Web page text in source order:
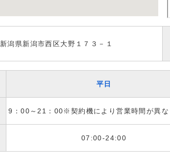
新潟県新潟市西区大野１７３－１
平日
9：00～21：00※契約機により営業時間が異な
07:00-24:00